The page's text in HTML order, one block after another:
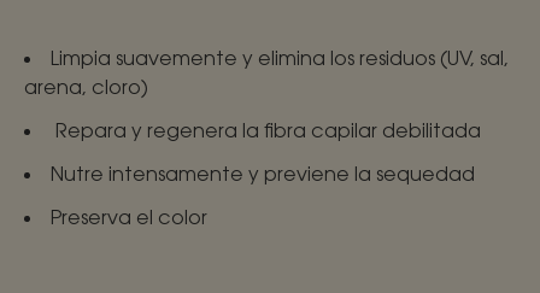
Limpia suavemente y elimina los residuos (UV, sal,
arena, cloro)
Repara y regenera la fibra capilar debilitada
Nutre intensamente y previene la sequedad
Preserva el color